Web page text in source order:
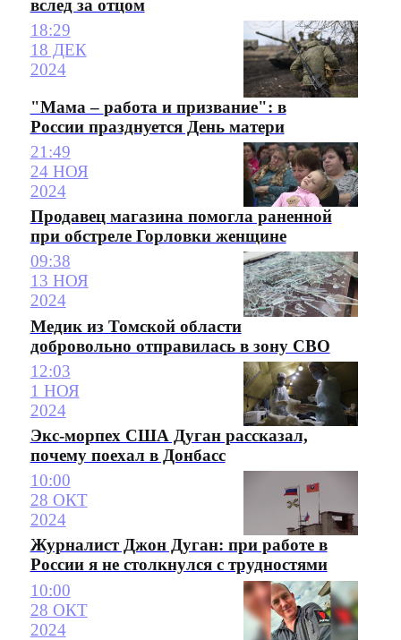
вслед за отцом
18:29
18 ДЕК
2024
"Мама – работа и призвание": в
России празднуется День матери
21:49
24 НОЯ
2024
Продавец магазина помогла раненной
при обстреле Горловки женщине
09:38
13 НОЯ
2024
Медик из Томской области
добровольно отправилась в зону СВО
12:03
1 НОЯ
2024
Экс-морпех США Дуган рассказал,
почему поехал в Донбасс
10:00
28 ОКТ
2024
Журналист Джон Дуган: при работе в
России я не столкнулся с трудностями
10:00
28 ОКТ
2024